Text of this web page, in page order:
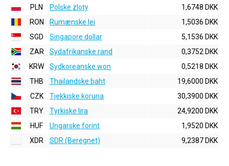
PLN
Polske zloty
1,6748 DKK
RON
Rumænske lei
1,5036 DKK
SGD
Singapore dollar
5,1536 DKK
ZAR
Sydafrikanske rand
0,3752 DKK
KRW
Sydkoreanske won
0,5218 DKK
THB
Thailandske baht
19,6000 DKK
CZK
Tjekkiske koruna
30,3900 DKK
TRY
Tyrkiske lira
24,9200 DKK
HUF
Ungarske forint
1,9520 DKK
XDR
SDR (Beregnet) 9,2387 DKK